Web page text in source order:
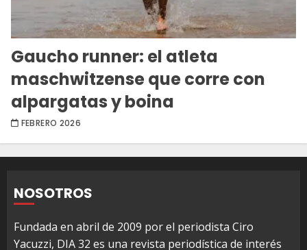
Gaucho runner: el atleta
maschwitzense que corre con
alpargatas y boina
FEBRERO 2026
NOSOTROS
Fundada en abril de 2009 por el periodista Ciro
Yacuzzi, DIA 32 es una revista periodística de interés